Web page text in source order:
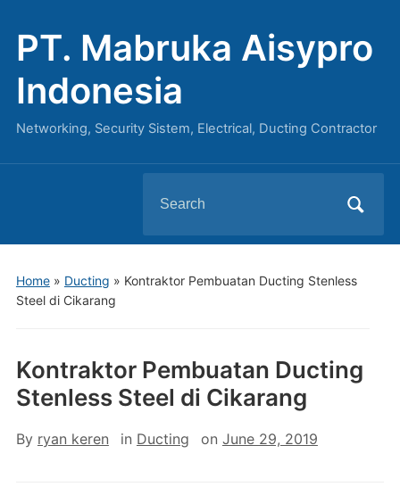
PT. Mabruka Aisypro
Indonesia
Networking, Security Sistem, Electrical, Ducting Contractor
for:
Home» Ducting » Kontraktor Pembuatan Ducting Stenless
Steel di Cikarang
Kontraktor Pembuatan Ducting
Stenless Steel di Cikarang
By ryan keren in Ducting on June 29, 2019